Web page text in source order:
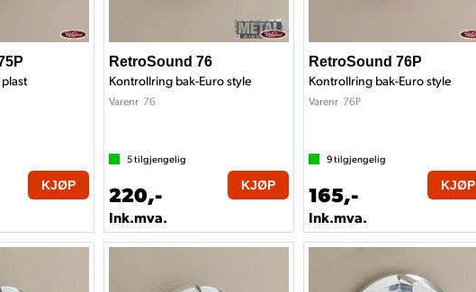
KJØP
RetroSound 76
Kontrollring bak-Euro style
Varenr 76
5tilgjengelig
220,-
Ink.mva.
KJØP
RetroSound 76P
Kontrollring bak-Euro style
Varenr 76P
9tilgjengelig
165,-
Ink.mva.
KJØP